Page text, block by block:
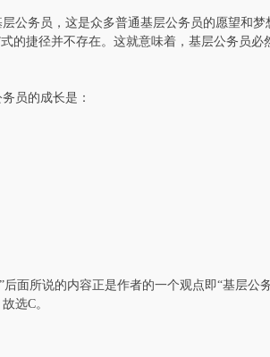
务员，这是众多普通基层公务员的愿望和梦
的捷径并不存在。这就意味着，基层公务员
员的成长是：
所说的内容正是作者的一个观点即“基层公
选C。